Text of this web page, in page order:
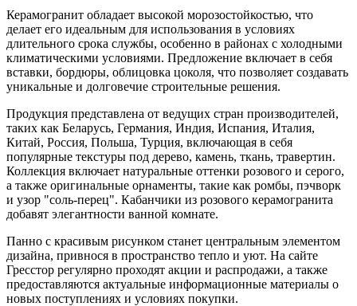
Керамогранит обладает высокой морозостойкостью, что
делает его идеальным для использования в условиях
длительного срока службы, особенно в районах с холодными
климатическими условиями. Предложение включает в себя
вставки, бордюры, облицовка цоколя, что позволяет создавать
уникальные и долговечие строительные решения.
Продукция представлена от ведущих стран производителей,
таких как Беларусь, Германия, Индия, Испания, Италия,
Китай, Россия, Польша, Турция, включающая в себя
популярные текстуры под дерево, камень, ткань, травертин.
Коллекция включает натуральные оттенки розового и серого,
а также оригинальные орнаменты, такие как ромбы, пэчворк
и узор "соль-перец". Кабанчики из розового керамогранита
добавят элегантности ванной комнате.
Панно с красивым рисунком станет центральным элементом
дизайна, привнося в пространство тепло и уют. На сайте
Гресстор регулярно проходят акции и распродажи, а также
предоставляются актуальные информационные материалы о
новых поступлениях и условиях покупки.